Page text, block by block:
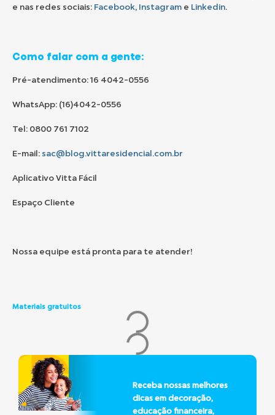
e nas redes sociais: Facebook, Instagram e Linkedin.
Como falar com a gente:
Pré-atendimento: 16 4042-0556
WhatsApp: (16)4042-0556
Tel: 0800 761 7102
E-mail: sac@blog.vittaresidencial.com.br
Aplicativo Vitta Fácil
Espaço Cliente
Nossa equipe está pronta para te atender!
Materiais gratuitos
Receba nossas melhores
dicas em decoração,
educação financeira,